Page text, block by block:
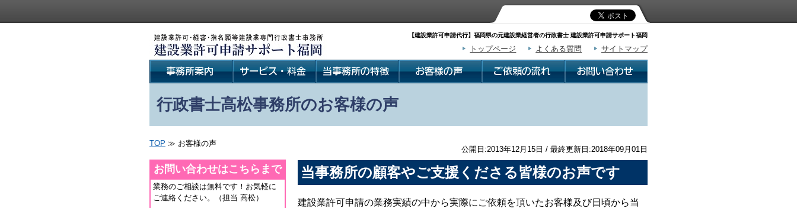
【建設業許可申請代行】福岡県の元建設業経営者の行政書士 建設業許可申請サポート福岡
トップページ よくある質問 サイトマップ
行政書士高松事務所のお客様の声
公開日:2013年12月15日 / 最終更新日:2018年09月01日
当事務所の顧客やご支援くださる皆様のお声です
建設業許可申請の業務実績の中から実際にご依頼を頂いたお客様及び日頃から当
TOP ≫ お客様の声
お問い合わせはこちらまで
業務のご相談は無料です！お気軽に
ご連絡ください。（担当 高松）